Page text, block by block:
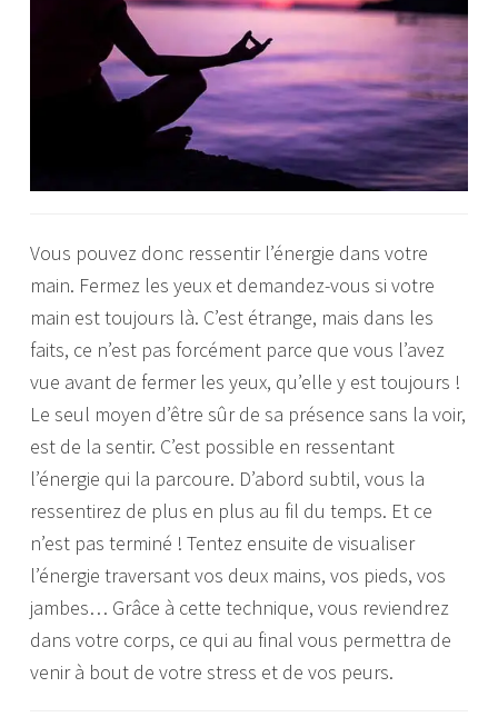
Vous pouvez donc ressentir l’énergie dans votre
main. Fermez les yeux et demandez-vous si votre
main est toujours là. C’est étrange, mais dans les
faits, ce n’est pas forcément parce que vous l’avez
vue avant de fermer les yeux, qu’elle y est toujours !
Le seul moyen d’être sûr de sa présence sans la voir,
est de la sentir. C’est possible en ressentant
l’énergie qui la parcoure. D’abord subtil, vous la
ressentirez de plus en plus au fil du temps. Et ce
n’est pas terminé ! Tentez ensuite de visualiser
l’énergie traversant vos deux mains, vos pieds, vos
jambes… Grâce à cette technique, vous reviendrez
dans votre corps, ce qui au final vous permettra de
venir à bout de votre stress et de vos peurs.